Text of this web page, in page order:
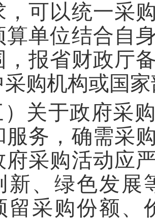
，可以统一采
算单位结合自
，报省财政厅
采购机构或国
）关于政府采
服务，确需采
府采购活动应
新、绿色发展
留采购份额、